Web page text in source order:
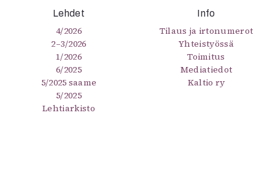
Lehdet
4/2026
2–3/2026
1/2026
6/2025
5/2025 saame
5/2025
Lehtiarkisto
Info
Tilaus ja irtonumerot
Yhteistyössä
Toimitus
Mediatiedot
Kaltio ry